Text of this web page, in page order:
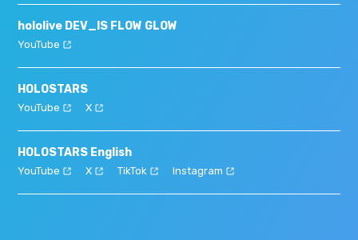
hololive DEV_IS FLOW GLOW
YouTube
HOLOSTARS
YouTube X
HOLOSTARS English
YouTube X TikTok Instagram